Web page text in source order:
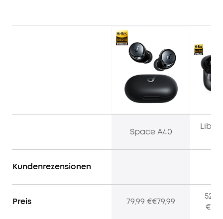
Space A40
Kundenrezensionen
Preis 79,99 €€79,99